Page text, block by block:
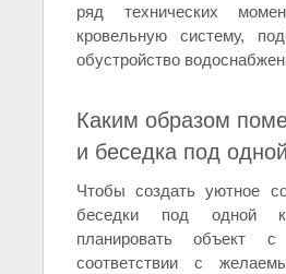
ряд технических
кровельную систему,
обустройство
Каким образом
и беседка под
Чтобы создать уютное
беседки под одной
планировать объект
соответствии с